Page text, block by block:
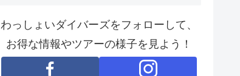
わっしょいダイバーズをフォローして、
お得な情報やツアーの様子を見よう！